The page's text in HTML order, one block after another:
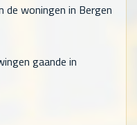
de woningen in Bergen
gaande in